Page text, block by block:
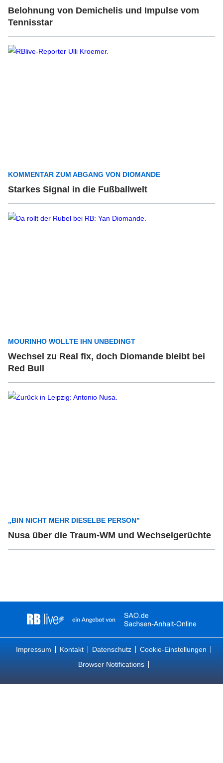
Belohnung von Demichelis und Impulse vom
Tennisstar
KOMMENTAR ZUM ABGANG VON DIOMANDE
Starkes Signal in die Fußballwelt
MOURINHO WOLLTE IHN UNBEDINGT
Wechsel zu Real fix, doch Diomande bleibt bei
Red Bull
„BIN NICHT MEHR DIESELBE PERSON”
Nusa über die Traum-WM und Wechselgerüchte
Impressum Kontakt Datenschutz
Cookie-Einstellungen
Browser Notifications